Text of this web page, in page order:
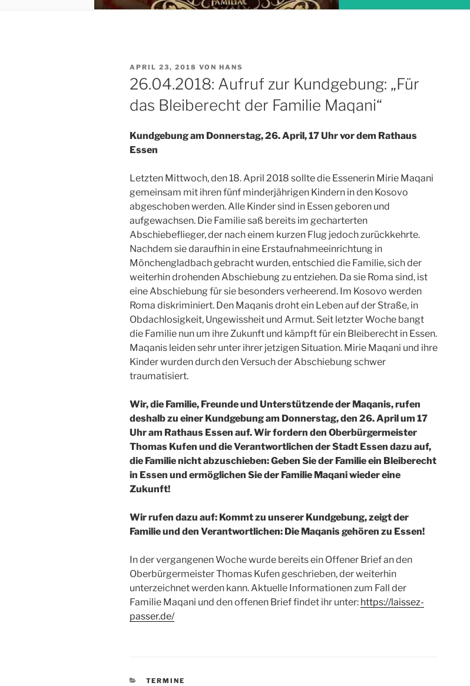
VERÖFFENTLICHT
AM
APRIL 23, 2018 VON HANS
26.04.2018: Aufruf zur Kundgebung: „Für
das Bleiberecht der Familie Maqani“
Kundgebung am Donnerstag, 26. April, 17 Uhr vor dem Rathaus
Essen
Letzten Mittwoch, den 18. April 2018 sollte die Essenerin Mirie Maqani
gemeinsam mit ihren fünf minderjährigen Kindern in den Kosovo
abgeschoben werden. Alle Kinder sind in Essen geboren und
aufgewachsen. Die Familie saß bereits im gecharterten
Abschiebeflieger, der nach einem kurzen Flug jedoch zurückkehrte.
Nachdem sie daraufhin in eine Erstaufnahmeeinrichtung in
Mönchengladbach gebracht wurden, entschied die Familie, sich der
weiterhin drohenden Abschiebung zu entziehen. Da sie Roma sind, ist
eine Abschiebung für sie besonders verheerend. Im Kosovo werden
Roma diskriminiert. Den Maqanis droht ein Leben auf der Straße, in
Obdachlosigkeit, Ungewissheit und Armut. Seit letzter Woche bangt
die Familie nun um ihre Zukunft und kämpft für ein Bleiberecht in Essen.
Maqanis leiden sehr unter ihrer jetzigen Situation. Mirie Maqani und ihre
Kinder wurden durch den Versuch der Abschiebung schwer
traumatisiert.
Wir, die Familie, Freunde und Unterstützende der Maqanis, rufen
deshalb zu einer Kundgebung am Donnerstag, den 26. April um 17
Uhr am Rathaus Essen auf. Wir fordern den Oberbürgermeister
Thomas Kufen und die Verantwortlichen der Stadt Essen dazu auf,
die Familie nicht abzuschieben: Geben Sie der Familie ein Bleiberecht
in Essen und ermöglichen Sie der Familie Maqani wieder eine
Zukunft!
Wir rufen dazu auf: Kommt zu unserer Kundgebung, zeigt der
Familie und den Verantwortlichen: Die Maqanis gehören zu Essen!
In der vergangenen Woche wurde bereits ein Offener Brief an den
Oberbürgermeister Thomas Kufen geschrieben, der weiterhin
unterzeichnet werden kann. Aktuelle Informationen zum Fall der
Familie Maqani und den offenen Brief findet ihr unter: https://laissez-
passer.de/
KATEGORIEN
TERMINE